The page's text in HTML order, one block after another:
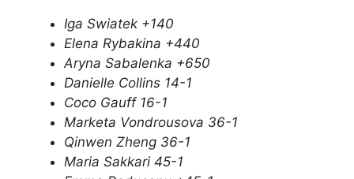
Iga Swiatek +140
Elena Rybakina +440
Aryna Sabalenka +650
Danielle Collins 14-1
Coco Gauff 16-1
Marketa Vondrousova 36-1
Qinwen Zheng 36-1
Maria Sakkari 45-1